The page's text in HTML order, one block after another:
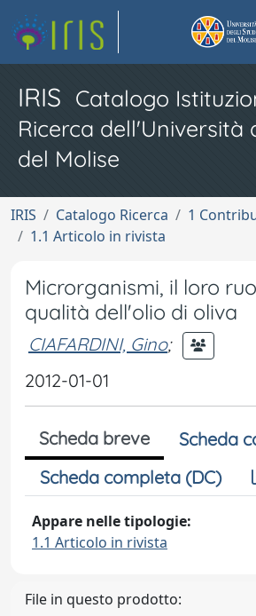
IRIS Catalogo
Ricerca dell'Università
del Molise
IRIS Catalogo Ricerca
1
1.1 Articolo in rivista
Microrganismi, il loro
qualità dell'olio di oliva
CIAFARDINI, Gino;
2012-01-01
Scheda breve
Scheda
Scheda completa (DC)
Appare nelle tipologie:
1.1 Articolo in rivista
File in questo prodotto: